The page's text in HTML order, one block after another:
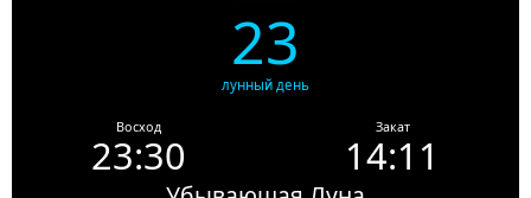
23
лунный день
Восход
23:30
Закат
14:11